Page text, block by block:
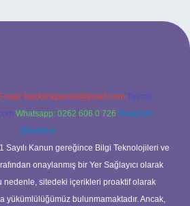
mail: backlinkpaneli@gmail.com Teams:
Whatsapp: 0262 606 0 726 Telegram:
@karabul
Sayılı Kanun gereğince Bilgi Teknolojileri ve
onaylanmış bir Yer Sağlayıcı olarak
nedenle, sitedeki içerikleri proaktif olarak
yükümlülüğümüz bulunmamaktadır. Ancak,